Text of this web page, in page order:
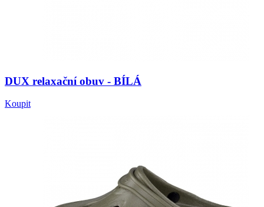
DUX relaxační obuv - BÍLÁ
Koupit